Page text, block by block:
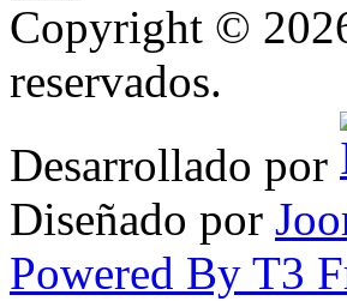
Copyright ©
reservados.
Desarrollado por
Diseñado por
Powered By T3